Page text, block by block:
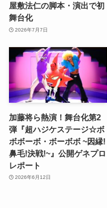
屋敷法仁の脚本・演出で初
舞台化
2026年7月7日
加藤将ら熱演！舞台化第2
弾『超ハジケステージ☆ボ
ボボーボ・ボーボボ ~因縁!
鼻毛!決戦!~』公開ゲネプロ
レポート
2026年6月12日